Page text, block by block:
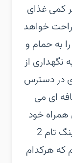
کمی غذای
خواهد
به حمام و
نگهداری از
در دسترس
ای می
همراه خود
اضافه کنید و سرگرم شوید.در تاکینگ تام 2
که هرکدام